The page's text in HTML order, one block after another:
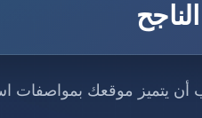
أن يتميز موقعك